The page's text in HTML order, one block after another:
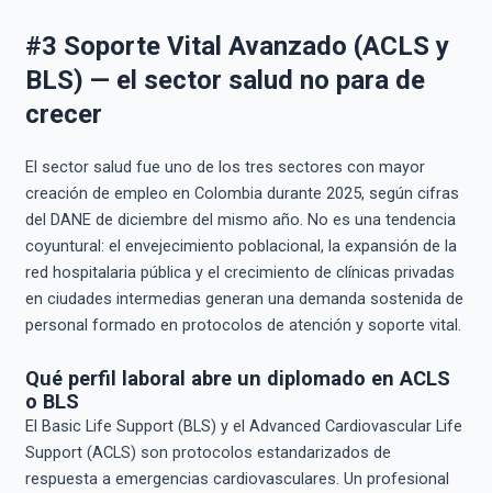
#3 Soporte Vital Avanzado (ACLS y
BLS) — el sector salud no para de
crecer
El sector salud fue uno de los tres sectores con mayor
creación de empleo en Colombia durante 2025, según cifras
del DANE de diciembre del mismo año. No es una tendencia
coyuntural: el envejecimiento poblacional, la expansión de la
red hospitalaria pública y el crecimiento de clínicas privadas
en ciudades intermedias generan una demanda sostenida de
personal formado en protocolos de atención y soporte vital.
Qué perfil laboral abre un diplomado en ACLS
o BLS
El Basic Life Support (BLS) y el Advanced Cardiovascular Life
Support (ACLS) son protocolos estandarizados de
respuesta a emergencias cardiovasculares. Un profesional